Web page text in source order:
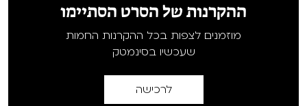
ההקרנות של הסרט הסתיימו
מוזמנים לצפות בכל ההקרנות החמות
שעכשיו בסינמטק
לרכישה